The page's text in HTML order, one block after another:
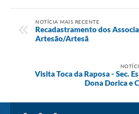
NOTÍCIA MAIS RECENTE
Recadastramento dos
Artesão/Artesã
Visita Toca da Raposa - Sec.
Dona Dorica e